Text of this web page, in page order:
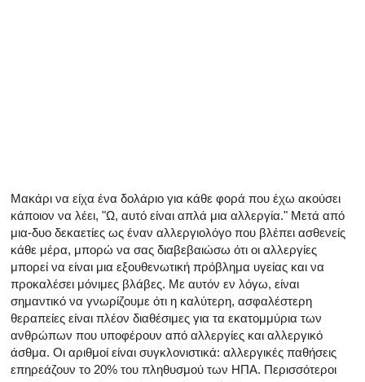
Μακάρι να είχα ένα δολάριο για κάθε φορά που έχω ακούσει
κάποιον να λέει, "Ω, αυτό είναι απλά μια αλλεργία." Μετά από
μια-δυο δεκαετίες ως έναν αλλεργιολόγο που βλέπει ασθενείς
κάθε μέρα, μπορώ να σας διαβεβαιώσω ότι οι αλλεργίες
μπορεί να είναι μια εξουθενωτική πρόβλημα υγείας και να
προκαλέσει μόνιμες βλάβες. Με αυτόν εν λόγω, είναι
σημαντικό να γνωρίζουμε ότι η καλύτερη, ασφαλέστερη
θεραπείες είναι πλέον διαθέσιμες για τα εκατομμύρια των
ανθρώπων που υποφέρουν από αλλεργίες και αλλεργικό
άσθμα. Οι αριθμοί είναι συγκλονιστικά: αλλεργικές παθήσεις
επηρεάζουν το 20% του πληθυσμού των ΗΠΑ. Περισσότεροι